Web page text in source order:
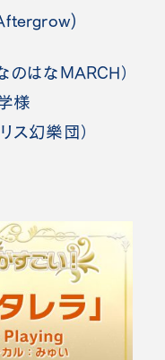
のはなMARCH）
様
ス幻樂団）